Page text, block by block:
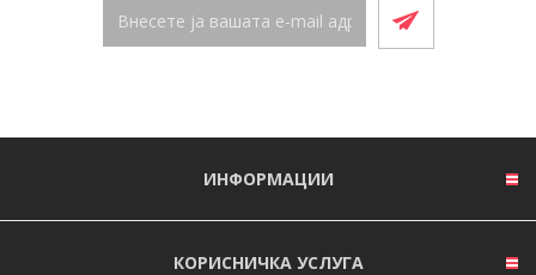
ИНФОРМАЦИИ
КОРИСНИЧКА УСЛУГА